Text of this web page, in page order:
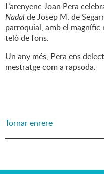
L’arenyenc Joan Pera
Nadalde Josep M. de
parroquial, amb el
teló de fons.
Un any més, Pera ens
mestratge com a rapsoda.
Tornar enrere